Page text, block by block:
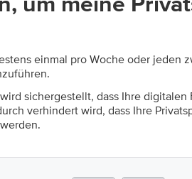
um meine
einmal pro Woche oder jeden
sichergestellt, dass Ihre
verhindert wird, dass Ihre